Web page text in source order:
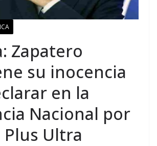
Zapatero
su inocencia
en la
Nacional por
Plus Ultra